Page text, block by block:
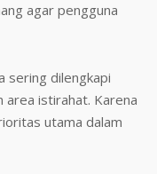
agar pengguna
sering dilengkapi
area istirahat. Karena
utama dalam